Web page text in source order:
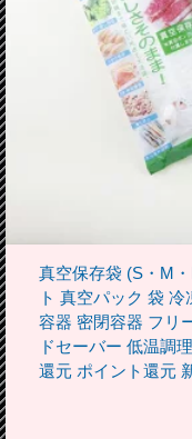
真空保存袋 (S・M
ト 真空パック 袋
容器 密閉容器 フリ
ドセーバー 低温調
還元 ポイント還元